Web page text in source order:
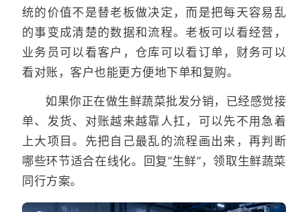
统的价值不是替老板做决定，而是把每天容易乱
的事变成清楚的数据和流程。老板可以看经营，
业务员可以看客户，仓库可以看订单，财务可以
看对账，客户也能更方便地下单和复购。
如果你正在做生鲜蔬菜批发分销，已经感觉接
单、发货、对账越来越靠人扛，可以先不用急着
上大项目。先把自己最乱的流程画出来，再判断
哪些环节适合在线化。回复“生鲜”，领取生鲜蔬菜
同行方案。